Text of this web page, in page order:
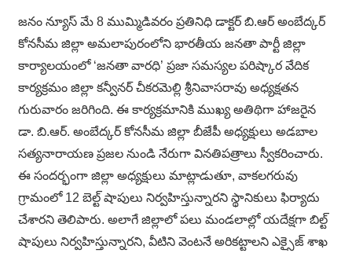
జనం న్యూస్ మే 8 ముమ్మిడివరం ప్రతినిధి డాక్టర్ బి.ఆర్ అంబేద్కర్
కోనసీమ జిల్లా అమలాపురంలోని భారతీయ జనతా పార్టీ జిల్లా
కార్యాలయంలో ‘జనతా వారధి’ ప్రజా సమస్యల పరిష్కార వేదిక
కార్యక్రమం జిల్లా కన్వీనర్ చీకరమెల్లి శ్రీనివాసరావు అధ్యక్షతన
గురువారం జరిగింది. ఈ కార్యక్రమానికి ముఖ్య అతిథిగా హాజరైన
డా. బి.ఆర్. అంబేద్కర్ కోనసీమ జిల్లా బీజేపీ అధ్యక్షులు అడబాల
సత్యనారాయణ ప్రజల నుండి నేరుగా వినతిపత్రాలు స్వీకరించారు.
ఈ సందర్భంగా జిల్లా అధ్యక్షులు మాట్లాడుతూ, వాకలగరువు
గ్రామంలో 12 బెల్ట్ షాపులు నిర్వహిస్తున్నారని స్థానికులు ఫిర్యాదు
చేశారని తెలిపారు. అలాగే జిల్లాలో పలు మండలాల్లో యదేక్షగా బిల్ట్
షాపులు నిర్వహిస్తున్నారని, వీటిని వెంటనే అరికట్టాలని ఎక్సైజ్ శాఖ